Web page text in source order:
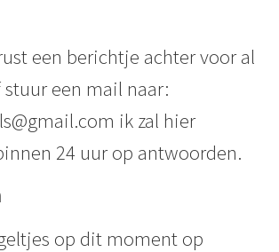
een berichtje achter voor al
stuur een mail naar:
ik zal hier
24 uur op antwoorden.
op dit moment op